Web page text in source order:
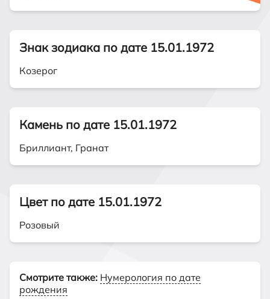
Знак зодиака по дате 15.01.1972
Козерог
Камень по дате 15.01.1972
Бриллиант, Гранат
Цвет по дате 15.01.1972
Розовый
Смотрите также: Нумерология по дате
рождения